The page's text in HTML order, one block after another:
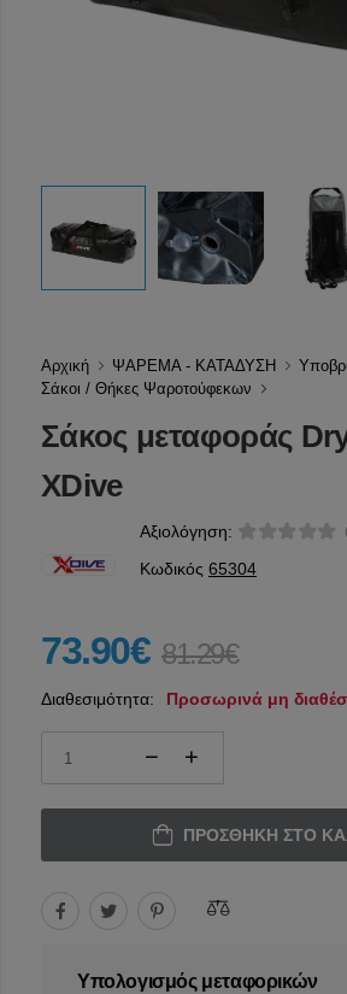
Αρχική ΨΑΡΕΜΑ - ΚΑΤΑΔΥΣΗ
Σάκοι / Θήκες Ψαροτούφεκων
Σάκος μεταφοράς
XDive
Αξιολόγηση:
Κωδικός 65304
73.90€ 81.29€
Διαθεσιμότητα: Προσωρινά μη
ΠΡΟΣΘΉΚΗ ΣΤΟ
Υπολογισμός μεταφορικών